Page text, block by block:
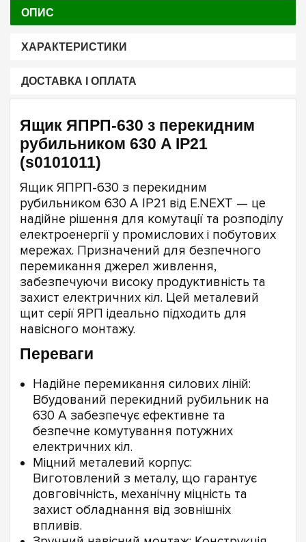
ОПИС
ХАРАКТЕРИСТИКИ
ДОСТАВКА І ОПЛАТА
Ящик ЯПРП-630 з перекидним
рубильником 630 A IP21
(s0101011)
Ящик ЯПРП-630 з перекидним
рубильником 630 A IP21 від E.NEXT — це
надійне рішення для комутації та розподілу
електроенергії у промислових і побутових
мережах. Призначений для безпечного
перемикання джерел живлення,
забезпечуючи високу продуктивність та
захист електричних кіл. Цей металевий
щит серії ЯРП ідеально підходить для
навісного монтажу.
Переваги
Надійне перемикання силових ліній:
Вбудований перекидний рубильник на
630 А забезпечує ефективне та
безпечне комутування потужних
електричних кіл.
Міцний металевий корпус:
Виготовлений з металу, що гарантує
довговічність, механічну міцність та
захист обладнання від зовнішніх
впливів.